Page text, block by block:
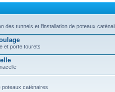
des tunnels et l'installation de poteaux
et porte tourets
poteaux caténaires